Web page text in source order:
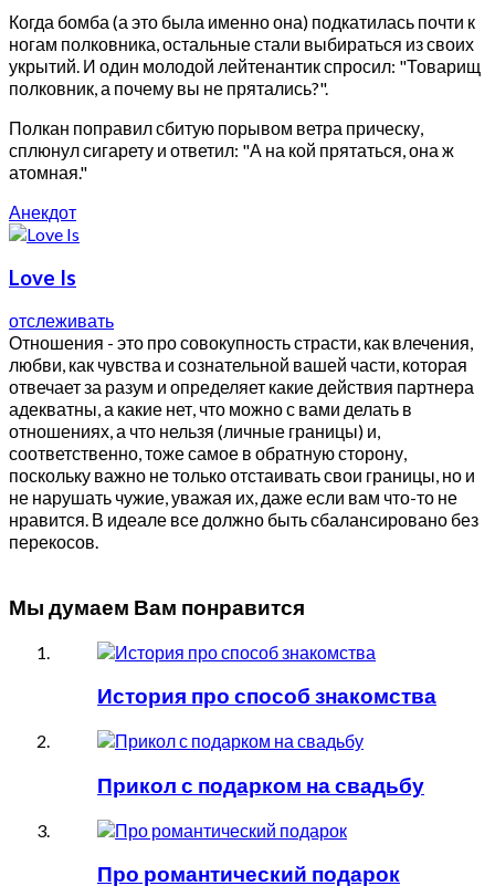
Когда бомба (а это была именно она) подкатилась почти к
ногам полковника, остальные стали выбираться из своих
укрытий. И один молодой лейтенантик спросил: "Товарищ
полковник, а почему вы не прятались?".
Полкан поправил сбитую порывом ветра прическу,
сплюнул сигарету и ответил: "А на кой прятаться, она ж
атомная."
Анекдот
Love Is
отслеживать
Отношения - это про совокупность страсти, как влечения,
любви, как чувства и сознательной вашей части, которая
отвечает за разум и определяет какие действия партнера
адекватны, а какие нет, что можно с вами делать в
отношениях, а что нельзя (личные границы) и,
соответственно, тоже самое в обратную сторону,
поскольку важно не только отстаивать свои границы, но и
не нарушать чужие, уважая их, даже если вам что-то не
нравится. В идеале все должно быть сбалансировано без
перекосов.
Мы думаем Вам понравится
История про способ знакомства
Прикол с подарком на свадьбу
Про романтический подарок